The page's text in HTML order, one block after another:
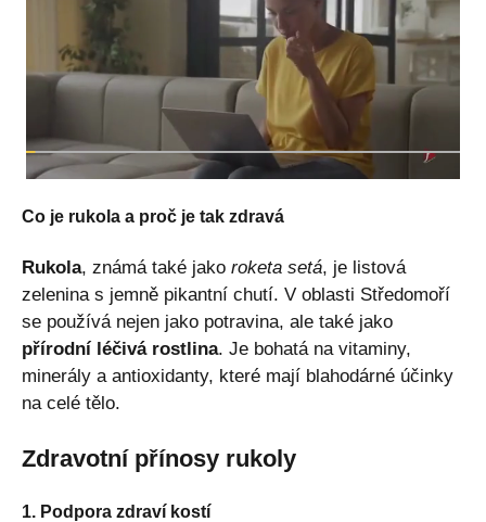
Co je rukola a proč je tak zdravá
Rukola, známá také jako roketa setá, je listová
zelenina s jemně pikantní chutí. V oblasti Středomoří
se používá nejen jako potravina, ale také jako
přírodní léčivá rostlina. Je bohatá na vitaminy,
minerály a antioxidanty, které mají blahodárné účinky
na celé tělo.
Zdravotní přínosy rukoly
1. Podpora zdraví kostí